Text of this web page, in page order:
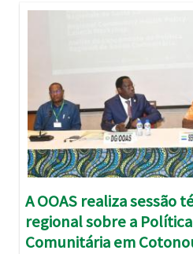
Imagem
A OOAS realiza sessão
regional sobre a
Comunitária em